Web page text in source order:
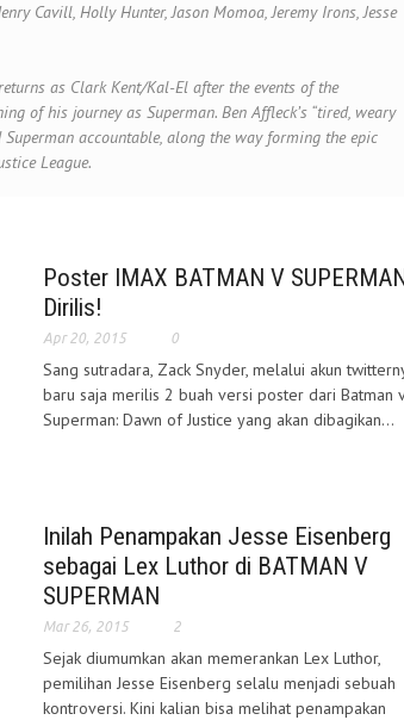
Cavill, Holly Hunter, Jason Momoa, Jeremy Irons, Jesse
as Clark Kent/Kal-El after the events of the
of his journey as Superman. Ben Affleck’s “tired, weary
accountable, along the way forming the epic
League.
Poster IMAX BATMAN V
Dirilis!
Apr 20, 2015 0
Sang sutradara, Zack Snyder, melalui akun
baru saja merilis 2 buah versi poster dari Batman v
Superman: Dawn of Justice yang akan dibagikan...
Inilah Penampakan Jesse Eisenberg
sebagai Lex Luthor di BATMAN V
SUPERMAN
Mar 26, 2015 2
Sejak diumumkan akan memerankan Lex Luthor,
pemilihan Jesse Eisenberg selalu menjadi sebuah
kontroversi. Kini kalian bisa melihat penampakan